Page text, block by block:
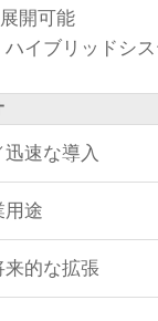
開可能
イブリッドシ
速な導入
用途
来的な拡張